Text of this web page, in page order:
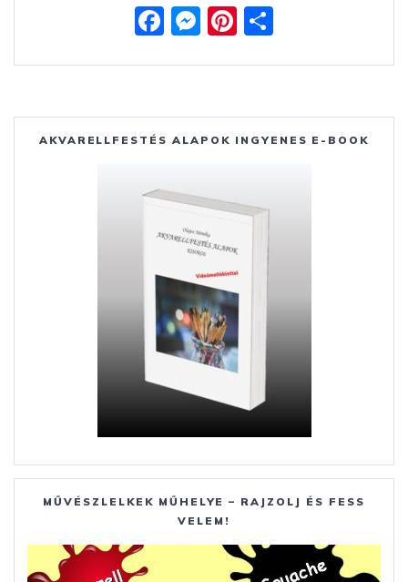
F
e
b
o
k
M
ss
e
n
er
Pi
er
e
st
za
m
e
AKVARELLFESTÉS ALAPOK INGYENES E-BOOK
MŰVÉSZLELKEK MŰHELYE – RAJZOLJ ÉS FESS
VELEM!